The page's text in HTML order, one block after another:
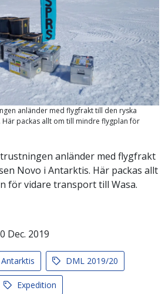
anländer med flygfrakt till den ryska
packas allt om till mindre flygplan för
anländer med flygfrakt
Novo i Antarktis. Här packas allt
för vidare transport till Wasa.
Dec. 2019
Antarktis DML 2019/20
Expedition